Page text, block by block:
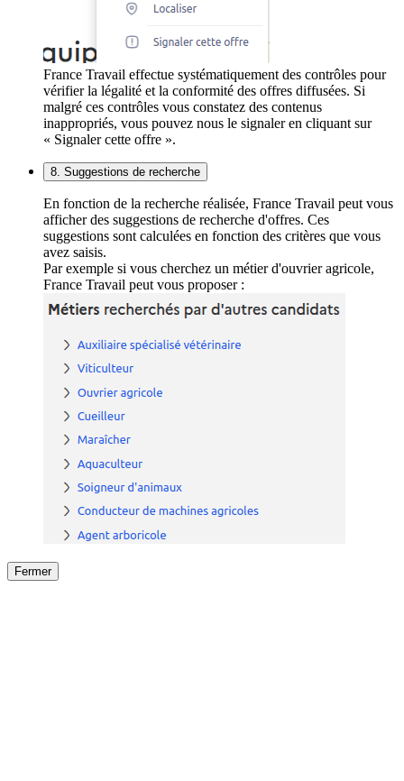
France Travail effectue systématiquement des contrôles pour
vérifier la légalité et la conformité des offres diffusées. Si
malgré ces contrôles vous constatez des contenus
inappropriés, vous pouvez nous le signaler en cliquant sur
« Signaler cette offre ».
8. Suggestions de recherche
En fonction de la recherche réalisée, France Travail peut vous
afficher des suggestions de recherche d'offres. Ces
suggestions sont calculées en fonction des critères que vous
avez saisis.
Par exemple si vous cherchez un métier d'ouvrier agricole,
France Travail peut vous proposer :
Fermer